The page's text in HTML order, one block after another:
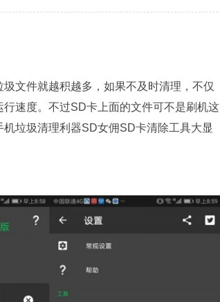
文件就越积越多，如果不及时清理，不仅
速度。不过SD卡上面的文件可不是刷机这
垃圾清理利器SD女佣SD卡清除工具大显